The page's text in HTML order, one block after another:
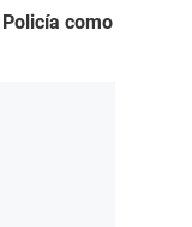
como